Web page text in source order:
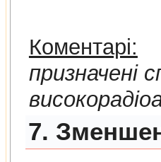
Коментарі:
призначені
7.